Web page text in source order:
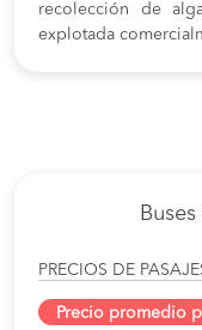
recolección de
explotada
PRECIOS DE
Precio promedio